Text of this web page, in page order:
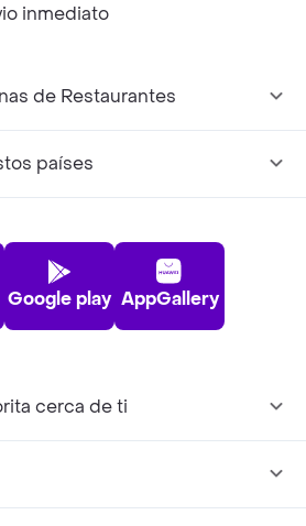
inmediato
de Restaurantes
países
Google play AppGallery
cerca de ti